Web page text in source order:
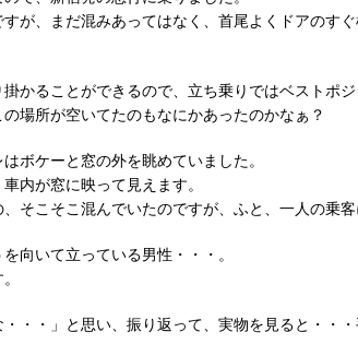
が、まだ混みあってはなく、首尾よくドアのす
かることができるので、立ち乗りではベストポジ
場所が空いてたのもなにかあったのかなぁ？
ボケーと窓の外を眺めていました。
内が窓に映って見えます。
そこそこ混んでいたのですが、ふと、一人の乗客
向いて立っている男性・・・。
・・」と思い、振り返って、実物を見ると・・・